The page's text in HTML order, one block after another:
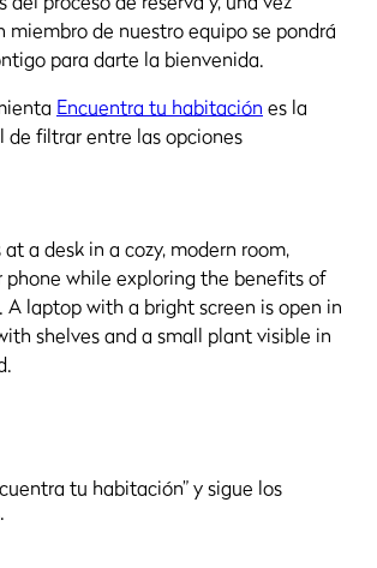
miembro de nuestro equipo se pondrá
para darte la bienvenida.
Encuentra tu habitación es la
de filtrar entre las opciones
tu habitación” y sigue los